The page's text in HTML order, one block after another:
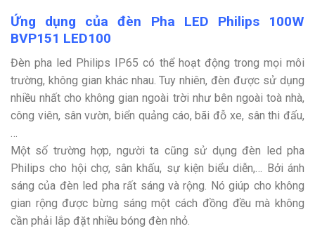
Ứng dụng của đèn Pha LED Philips 100W
BVP151 LED100
Đèn pha led Philips IP65 có thể hoạt động trong mọi môi
trường, không gian khác nhau. Tuy nhiên, đèn được sử dụng
nhiều nhất cho không gian ngoài trời như bên ngoài toà nhà,
công viên, sân vườn, biển quảng cáo, bãi đỗ xe, sân thi đấu,
…
Một số trường hợp, người ta cũng sử dụng đèn led pha
Philips cho hội chợ, sân khấu, sự kiện biểu diễn,… Bởi ánh
sáng của đèn led pha rất sáng và rộng. Nó giúp cho không
gian rộng được bừng sáng một cách đồng đều mà không
cần phải lắp đặt nhiều bóng đèn nhỏ.